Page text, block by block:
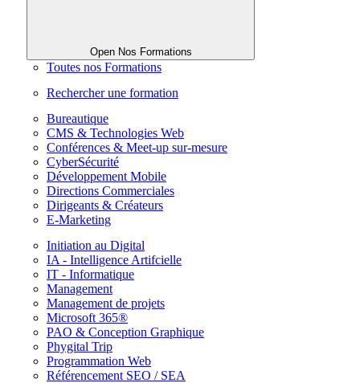
Open Nos Formations
Toutes nos Formations
Rechercher une formation
Bureautique
CMS & Technologies Web
Conférences & Meet-up sur-mesure
CyberSécurité
Développement Mobile
Directions Commerciales
Dirigeants & Créateurs
E-Marketing
Initiation au Digital
IA - Intelligence Artifcielle
IT - Informatique
Management
Management de projets
Microsoft 365®
PAO & Conception Graphique
Phygital Trip
Programmation Web
Référencement SEO / SEA